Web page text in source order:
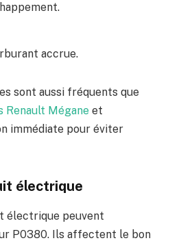
accrue.
sont aussi fréquents que
Renault Mégane et
immédiate pour éviter
électrique
électrique peuvent
P0380. Ils affectent le bon